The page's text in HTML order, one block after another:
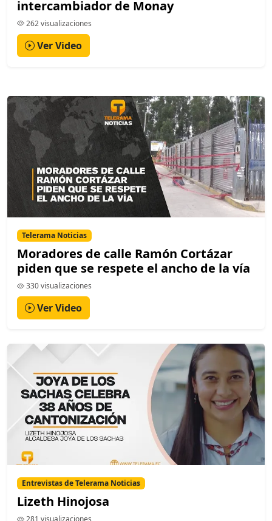
intercambiador de Monay
262 visualizaciones
Ver Video
Telerama Noticias
Moradores de calle Ramón Cortázar
piden que se respete el ancho de la vía
330 visualizaciones
Ver Video
Entrevistas de Telerama Noticias
Lizeth Hinojosa